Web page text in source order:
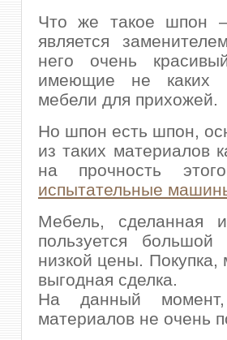
Что же такое шпон
является
него очень
имеющие не каких
мебели для прихожей.
Но шпон есть шпон,
из таких
на прочность
испытательные
Мебель, сделанная
пользуется большой
низкой цены.
выгодная сделка.
На данный
материалов не очень